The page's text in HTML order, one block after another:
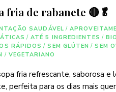
fria de rabanete 🔴🥬
SAUDÁVEL /
/ ATÉ 5 INGREDIENTES / BIO
RÁPIDOS / SEM GLÚTEN / SEM
/ VEGETARIANO
fria refrescante, saborosa e
perfeita para os dias mais